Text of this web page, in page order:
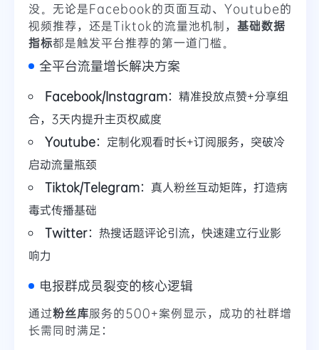
没。无论是Facebook的页面互动、Youtube的
视频推荐，还是Tiktok的流量池机制， 基础数据
指标都是触发平台推荐的第一道门槛。
全平台流量增长解决方案
Facebook/Instagram：精准投放点赞+分享组
合，3天内提升主页权威度
Youtube：定制化观看时长+订阅服务，突破冷
启动流量瓶颈
Tiktok/Telegram：真人粉丝互动矩阵，打造病
毒式传播基础
Twitter：热搜话题评论引流，快速建立行业影
响力
电报群成员裂变的核心逻辑
通过粉丝库服务的500+案例显示，成功的社群增
长需同时满足：